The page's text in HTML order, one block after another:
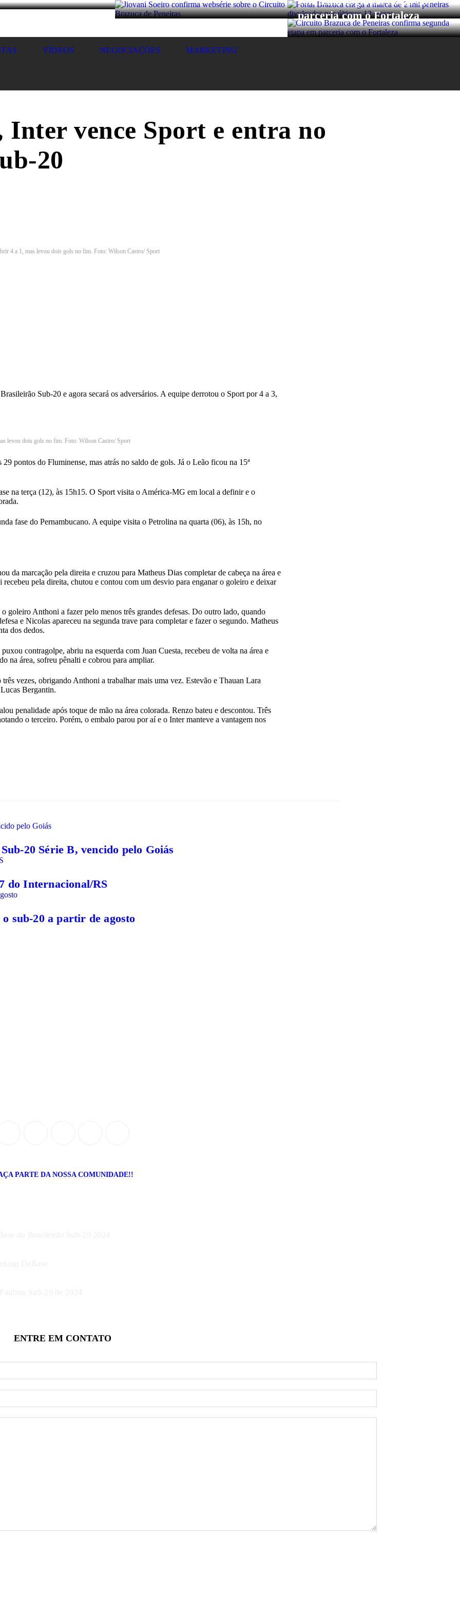
parceria com o Fortaleza
VÍDEOS NEGOCIAÇÕES MARKETING
Inter vence Sport e entra no
20
4 a 1, mas levou dois gols no fim. Foto: Wilson Castro/ Sport
Sub-20 e agora secará os adversários. A equipe derrotou o Sport por 4 a 3,
levou dois gols no fim. Foto: Wilson Castro/ Sport
pontos do Fluminense, mas atrás no saldo de gols. Já o Leão ficou na 15ª
na terça (12), às 15h15. O Sport visita o América-MG em local a definir e o
fase do Pernambucano. A equipe visita o Petrolina na quarta (06), às 15h, no
da marcação pela direita e cruzou para Matheus Dias completar de cabeça na área e
pela direita, chutou e contou com um desvio para enganar o goleiro e deixar
goleiro Anthoni a fazer pelo menos três grandes defesas. Do outro lado, quando
e Nicolas apareceu na segunda trave para completar e fazer o segundo. Matheus
dos dedos.
contragolpe, abriu na esquerda com Juan Cuesta, recebeu de volta na área e
na área, sofreu pênalti e cobrou para ampliar.
vezes, obrigando Anthoni a trabalhar mais uma vez. Estevão e Thauan Lara
Bergantin.
penalidade após toque de mão na área colorada. Renzo bateu e descontou. Três
o terceiro. Porém, o embalo parou por aí e o Inter manteve a vantagem nos
20 Série B, vencido pelo Goiás
do Internacional/RS
sub-20 a partir de agosto
PARTE DA NOSSA COMUNIDADE!!
ENTRE EM CONTATO